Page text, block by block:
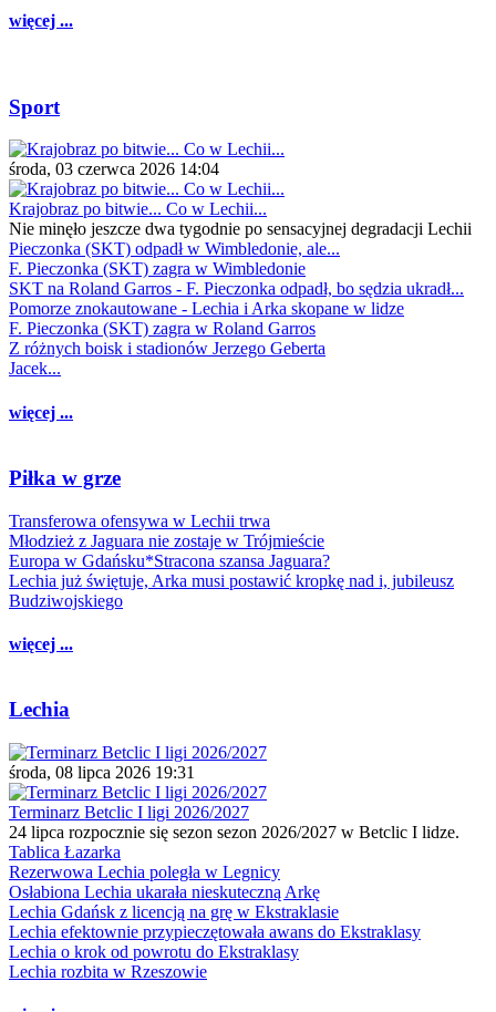
więcej ...
Sport
środa, 03 czerwca 2026 14:04
Krajobraz po bitwie... Co w Lechii...
Nie minęło jeszcze dwa tygodnie po sensacyjnej degradacji Lechii
Pieczonka (SKT) odpadł w Wimbledonie, ale...
F. Pieczonka (SKT) zagra w Wimbledonie
SKT na Roland Garros - F. Pieczonka odpadł, bo sędzia ukradł...
Pomorze znokautowane - Lechia i Arka skopane w lidze
F. Pieczonka (SKT) zagra w Roland Garros
Z różnych boisk i stadionów Jerzego Geberta
Jacek...
więcej ...
Piłka w grze
Transferowa ofensywa w Lechii trwa
Młodzież z Jaguara nie zostaje w Trójmieście
Europa w Gdańsku*Stracona szansa Jaguara?
Lechia już świętuje, Arka musi postawić kropkę nad i, jubileusz
Budziwojskiego
więcej ...
Lechia
środa, 08 lipca 2026 19:31
Terminarz Betclic I ligi 2026/2027
24 lipca rozpocznie się sezon sezon 2026/2027 w Betclic I lidze.
Tablica Łazarka
Rezerwowa Lechia poległa w Legnicy
Osłabiona Lechia ukarała nieskuteczną Arkę
Lechia Gdańsk z licencją na grę w Ekstraklasie
Lechia efektownie przypieczętowała awans do Ekstraklasy
Lechia o krok od powrotu do Ekstraklasy
Lechia rozbita w Rzeszowie